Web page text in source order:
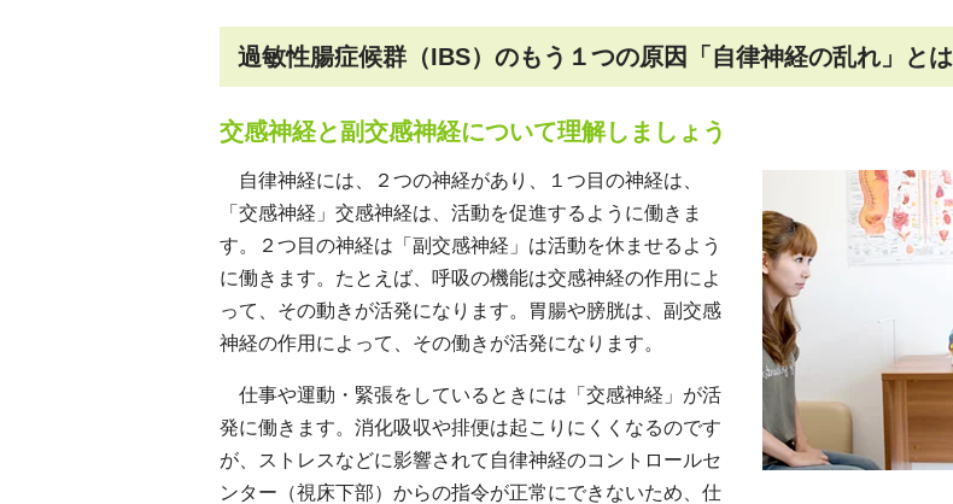
過敏性腸症候群（IBS）のもう１つの原因「自律神経の乱れ」とは
交感神経と副交感神経について理解しましょう
自律神経には、２つの神経があり、１つ目の神経は、
「交感神経」交感神経は、活動を促進するように働きま
す。２つ目の神経は「副交感神経」は活動を休ませるよう
に働きます。たとえば、呼吸の機能は交感神経の作用によ
って、その動きが活発になります。胃腸や膀胱は、副交感
神経の作用によって、その働きが活発になります。
仕事や運動・緊張をしているときには「交感神経」が活
発に働きます。消化吸収や排便は起こりにくくなるのです
が、ストレスなどに影響されて自律神経のコントロールセ
ンター（視床下部）からの指令が正常にできないため、仕